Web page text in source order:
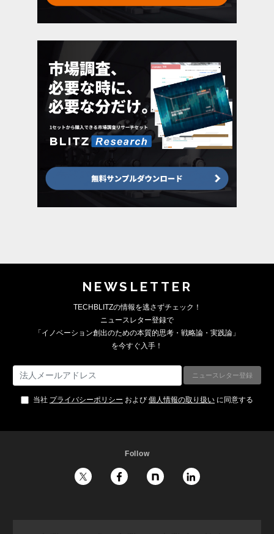
NEWSLETTER
TECHBLITZの情報を逃さずチェック！
ニュースレター登録で
「イノベーション創出のための本質的思考・戦略論・実践論」
を今すぐ入手！
当社 プライバシーポリシー および 個人情報の取り扱い に同意する
Follow